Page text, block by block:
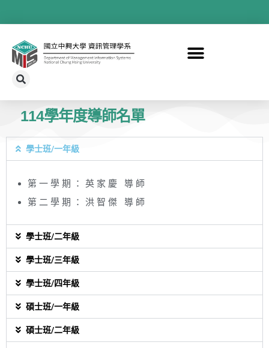
114學年度導師名單
學士班/一年級
第一學期：英家慶 導師
第二學期：洪智傑 導師
學士班/二年級
學士班/三年級
學士班/四年級
碩士班/一年級
碩士班/二年級